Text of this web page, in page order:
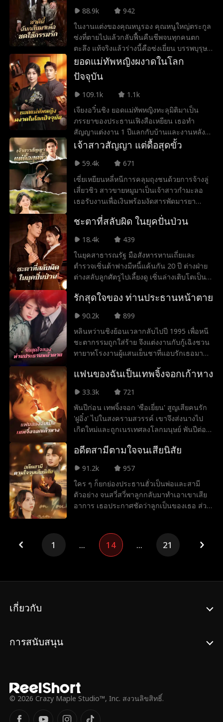
88.9k
942
ในงานแต่งของคุณหนูรอง คุณหนูใหญ่ตระกูล
ซ่งที่ตายไปแล้วกลับฟื้นคืนชีพจนทุกคนตก
ตะลึง แท้จริงแล้วร่างนี้คือซ่งเยี่ยน บรรพบุรุษ
พันปีที่ลงมาโลกมนุษย์เพื่อชดใช้หนี้รักให้เฉียว
ซือจิ้ง คุณชายตระกูลเศรษฐีผู้เย็นชาที่จำใจ
แต่งงานกับร่างนี้ ซ่งเยี่ยนใช้สติปัญญาฟื้นฟู
ตระกูลซ่งและเอาชนะใจสามีที่มีความแค้นฝัง
ลึก จวบจนวาระสุดท้ายเธอยอมสละการเป็น
เซียนเพื่อช่วยชีวิตชายคนรัก
ยอดแม่ทัพหญิงผงาดในโลก
ปัจจุบัน
109.1k
1.1k
เจียงอวิ๋นชิง ยอดแม่ทัพหญิงทะลุมิติมาเป็น
ภรรยาของประธานเฟิงสือเหยียน เธอทำ
สัญญาแต่งงาน 1 ปีแลกกับบ้านและงานหลัง
หย่า แต่ระหว่างนั้นกลับต้องปราบพยศน้องๆ
ในบ้านและจัดการศัตรูจนอยู่หมัด ความ
เก่งกาจนี้ทำให้สามีในนามเริ่มหวั่นไหวและ
เดินหน้าจีบเธออย่างจริงจัง
เจ้าสาวสัญญา แต่ดื้อสุดขั้ว
59.4k
671
เซี่ยเหยียนหลี่หนีการคลุมถุงชนด้วยการจ้างลู่
เสี่ยวชิว สาวขายหมูมาเป็นเจ้าสาวกำมะลอ
เธอรับงานเพื่อเงินพร้อมงัดสารพัดมารยา
ค่อยๆ ก่อตัวขึ้น
ชะตาที่สลับผิด ในยุคปั่นป่วน
18.4k
439
ในยุคสาธารณรัฐ มือสังหารหานเถี่ยและ
ตำรวจเซิ่นต้าฟางมีหนี้แค้นกัน 20 ปี ต่างฝ่าย
ต่างสลับลูกศัตรูไปเลี้ยงดู เซิ่นล่างเติบโตเป็น
ความลับชาติกำเนิดถูกเปิดเผย ทั้งคู่ต้องฝ่าฟัน
ยุติหนี้แค้นระหว่างสองตระกูล
รักสุดใจของ ท่านประธานหน้าตาย
90.2k
899
หลินหว่านชิงย้อนเวลากลับไปปี 1995 เพื่อหนี
ชะตากรรมถูกใส่ร้าย จึงแต่งงานกับกู้เฉิงชวน
ทายาทโรงงานผู้แสนเย็นชาที่แอบรักเธอมา
ฝ่าฟันมรสุมครอบครัวจนประสบความสำเร็จ
แฟนของฉันเป็นเทพจิ้งจอกเก้าหาง
33.3k
721
พันปีก่อน เทพจิ้งจอก 'ซือเยี่ยน' สูญเสียคนรัก
'ฝูอิ๋ง' ไปในสงครามสวรรค์ เขาจึงส่งนางไป
เกิดใหม่และถูกเนรเทศลงโลกมนุษย์ พันปีต่อ
เหมือนเทพผู้เคยช่วยชีวิตเธอในวัยเด็ก ทั้งคู่
เขาฝืนลิขิตสวรรค์ช่วยเธอพ้นภัย กลับนำมาซึ่ง
ทัณฑ์สวรรค์ที่ไม่อาจหลีกเลี่ยง
อดีตสามีตามใจจนเสียนิสัย
91.2k
957
ใคร ๆ ก็ยกย่องประธานฮั่วเป็นพ่อและสามี
ตัวอย่าง จนสวี่สวี่พาลูกกลับมาทำเอาเขาเสีย
อาการ เธอประกาศชัดว่าลูกเป็นของเธอ ส่วน
คิดจะง้อเมียคืนงั้นเหรอ? ต่อคิวไปก่อนเถอะ!
1 ... 14 ... 21
เกี่ยวกับ
การสนับสนุน
© 2026 Crazy Maple Studio™, Inc. สงวนลิขสิทธิ์.